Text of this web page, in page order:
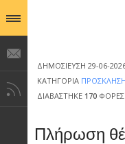
ΔΗΜΟΣΊΕΥΣΗ 29-06-
ΚΑΤΗΓΟΡΊΑ
ΔΙΑΒΆΣΤΗΚΕ 170 ΦΟΡΈΣ
Πλήρωση